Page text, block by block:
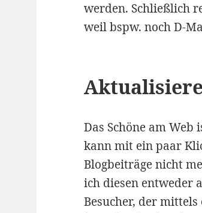
werden. Schließlich
weil bspw. noch D-
Das Schöne am
kann mit ein paar
Blogbeiträge nicht
ich diesen entweder
Besucher, der